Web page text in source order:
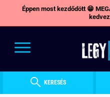
Éppen most kezdődött 😁
KERESÉS